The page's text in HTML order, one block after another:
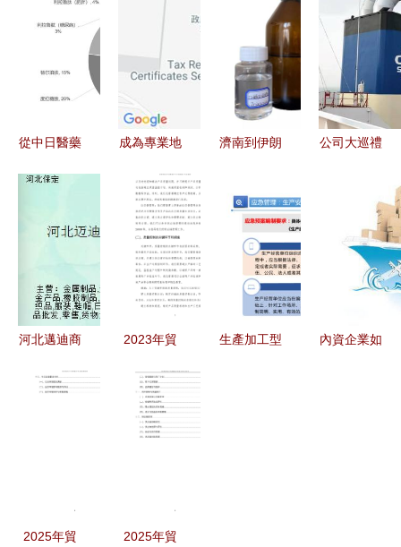
從中日醫藥
周期 貿易
示
成為專業地
徑、課程與
牌照全解析
濟南到伊朗
空運出口
粉末液體到
國外雙清到
門
公司大巡禮
界一流航運
經紀人 貿
易經紀與代
河北邁迪商
紀與代理的
2023年貿
理服務行業
可行性分析
生產加工型
內資企業如
2025年貿 2025年貿